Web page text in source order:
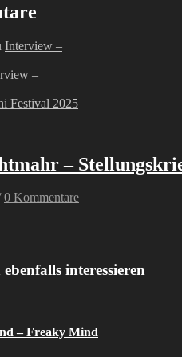
Interview –
–
Festival 2025
–
0 Kommentare
interessieren
– Freaky Mind